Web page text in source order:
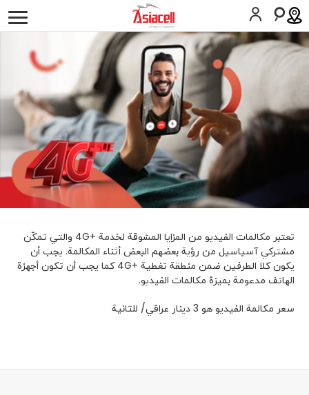
أفرادأعمالي لمحة عن الشركة وظائف المدونات
اسيامول
عشرة عمر
كوردى English
تعتبر مكالمات الفيديو من المزايا المشوقة لخدمة +4G والتي تمكّن
مشتركي آسياسيل من رؤية بعضهم البعض أثناء المكالمة. يجب أن
يكون كلا الطرفين ضمن منطقة تغطية +4G كما يجب أن تكون أجهزة
الهاتف مدعومة بميزة مكالمات الفيديو.
سعر مكالمة الفيديو هو 3 دينار عراقي/ للثانية